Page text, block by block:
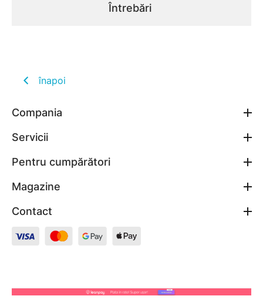
Întrebări
înapoi
Compania
Servicii
Pentru cumpărători
Magazine
Contact